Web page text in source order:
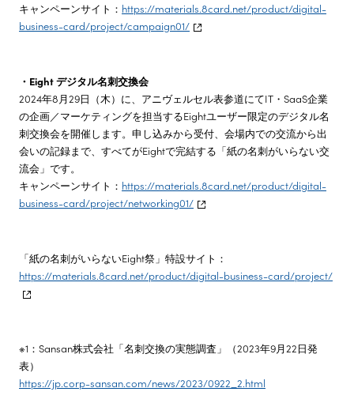
キャンペーンサイト： https://materials.8card.net/product/digital-
business-card/project/campaign01/
・Eight デジタル名刺交換会
2024年8月29日（木）に、アニヴェルセル表参道にてIT・SaaS企業
の企画／マーケティングを担当するEightユーザー限定のデジタル名
刺交換会を開催します。申し込みから受付、会場内での交流から出
会いの記録まで、すべてがEightで完結する「紙の名刺がいらない交
流会」です。
キャンペーンサイト： https://materials.8card.net/product/digital-
business-card/project/networking01/
「紙の名刺がいらないEight祭」特設サイト：
https://materials.8card.net/product/digital-business-card/project/
※1：Sansan株式会社「名刺交換の実態調査」（2023年9月22日発
表）
https://jp.corp-sansan.com/news/2023/0922_2.html